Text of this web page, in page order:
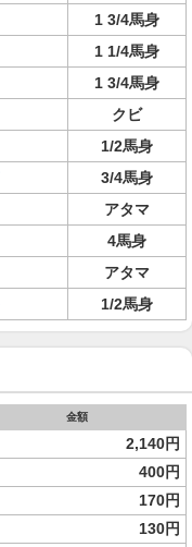
1 3/4馬身
1 1/4馬身
1 3/4馬身
クビ
1/2馬身
3/4馬身
アタマ
4馬身
アタマ
1/2馬身
金額
2,140円
400円
170円
130円